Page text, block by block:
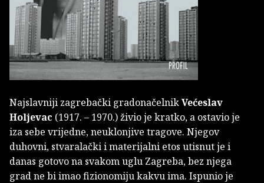
Najslavniji zagrebački gradonačelnikVećeslav
Holjevac (1917. – 1970.) živio je kratko, a ostavio je
iza sebe vrijedne, neuklonjive tragove. Njegov
duhovni, stvaralački i materijalni etos utisnut je i
danas gotovo na svakom uglu Zagreba, bez njega
grad ne bi imao fizionomiju kakvu ima. Ispunio je